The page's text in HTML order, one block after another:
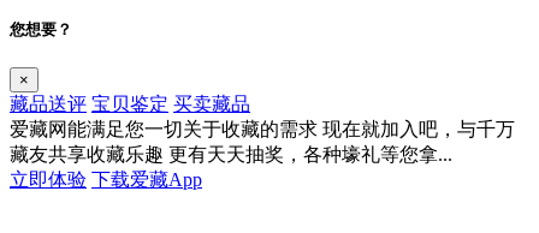
您想要？
×
藏品送评 宝贝鉴定 买卖藏品
爱藏网能满足您一切关于收藏的需求 现在就加入吧，与千万
藏友共享收藏乐趣 更有天天抽奖，各种壕礼等您拿...
立即体验 下载爱藏App